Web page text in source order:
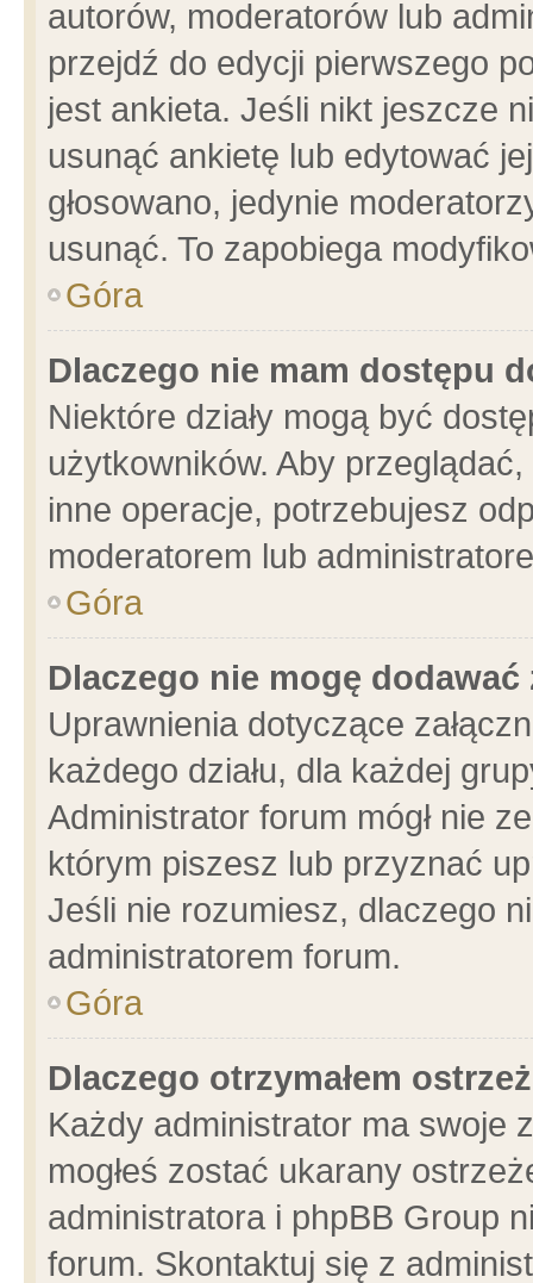
autorów, moderatorów lub
przejdź do edycji pierwszego
jest ankieta. Jeśli nikt jeszcze
usunąć ankietę lub edytować
głosowano, jedynie
usunąć. To zapobiega
Góra
Dlaczego nie mam dostępu
Niektóre działy mogą być
użytkowników. Aby
inne operacje, potrzebujesz
moderatorem lub
Góra
Dlaczego nie mogę dodawać
Uprawnienia dotyczące
każdego działu, dla każdej
Administrator forum mógł nie
którym piszesz lub przyznać
Jeśli nie rozumiesz, dlaczego
administratorem forum.
Góra
Dlaczego otrzymałem
Każdy administrator ma swoje
mogłeś zostać ukarany
administratora i phpBB Group
forum. Skontaktuj się z